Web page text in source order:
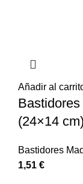
Añadir al
(24×14 cm)
Bastidores
1,51 €